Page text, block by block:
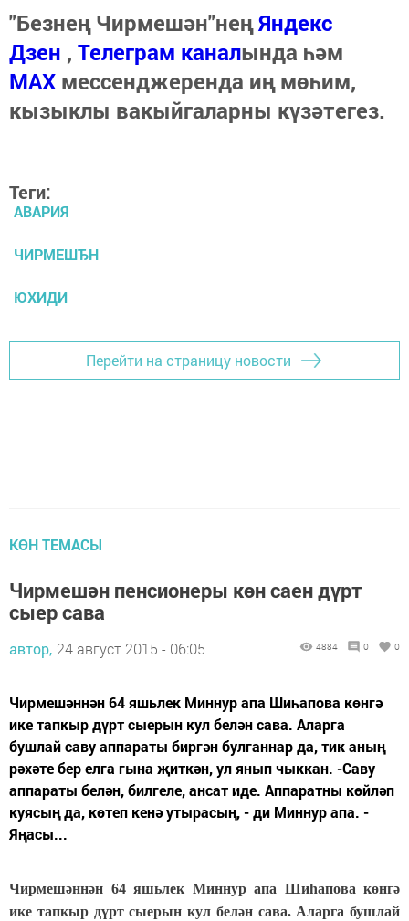
"Безнең Чирмешән"неңЯндекс
Дзен , Телеграм каналында һәм
МАХ мессенджеренда иң мөһим,
кызыклы вакыйгаларны күзәтегез.
Теги:
АВАРИЯ
ЧИРМЕШЂН
ЮХИДИ
Перейти на страницу новости
КӨН ТЕМАСЫ
Чирмешән пенсионеры көн саен дүрт
сыер сава
автор, 24 август 2015 - 06:05 4884 0 0
Чирмешәннән 64 яшьлек Миннур апа Шиһапова көнгә
ике тапкыр дүрт сыерын кул белән сава. Аларга
бушлай саву аппараты биргән булганнар да, тик аның
рәхәте бер елга гына җиткән, ул янып чыккан. -Саву
аппараты белән, билгеле, ансат иде. Аппаратны көйләп
куясың да, көтеп кенә утырасың, - ди Миннур апа. -
Яңасы...
Чирмешәннән 64 яшьлек Миннур апа Шиһапова көнгә
ике тапкыр дүрт сыерын кул белән сава. Аларга бушлай